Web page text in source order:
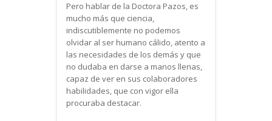
Pero hablar de la Doctora Pazos, es
mucho más que ciencia,
indiscutiblemente no podemos
olvidar al ser humano cálido, atento a
las necesidades de los demás y que
no dudaba en darse a manos llenas,
capaz de ver en sus colaboradores
habilidades, que con vigor ella
procuraba destacar.